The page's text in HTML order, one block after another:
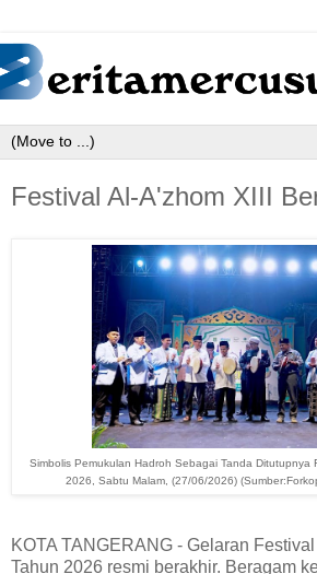
Festival Al-A'zhom XIII
Simbolis Pemukulan Hadroh Sebagai Tanda Ditutupnya
2026, Sabtu Malam, (27/06/2026)
KOTA TANGERANG - Gelaran Festival
Tahun 2026 resmi berakhir. Beragam